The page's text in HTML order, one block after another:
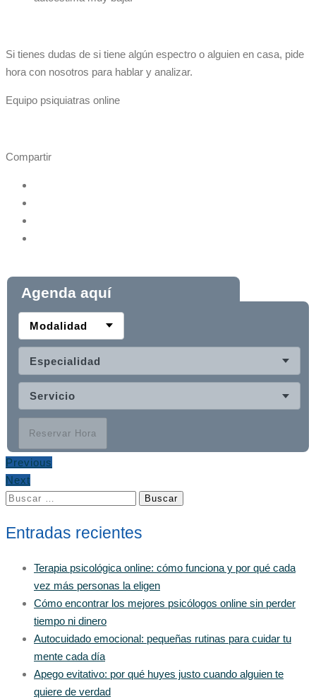
Si tienes dudas de si tiene algún espectro o alguien en casa, pide
hora con nosotros para hablar y analizar.
Equipo psiquiatras online
Compartir
Agenda aquí
Modalidad
Especialidad
Servicio
Reservar Hora
Previous
Next
Buscar:
Entradas recientes
Terapia psicológica online: cómo funciona y por qué cada
vez más personas la eligen
Cómo encontrar los mejores psicólogos online sin perder
tiempo ni dinero
Autocuidado emocional: pequeñas rutinas para cuidar tu
mente cada día
Apego evitativo: por qué huyes justo cuando alguien te
quiere de verdad